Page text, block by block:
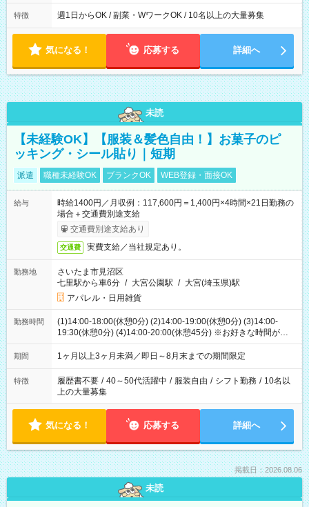
特徴 週1日からOK / 副業・WワークOK / 10名以上の大量募集
気になる！ 応募する 詳細へ
未読
【未経験OK】【服装＆髪色自由！】お菓子のピ
ッキング・シール貼り｜短期
派遣 職種未経験OK ブランクOK WEB登録・面接OK
給与
時給1400円／月収例：117,600円＝1,400円×4時間×21日勤務の
場合＋交通費別途支給
交通費別途支給あり
交通費 実費支給／当社規定あり。
勤務地
さいたま市見沼区
七里駅から車6分 / 大宮公園駅 / 大宮(埼玉県)駅
アパレル・日用雑貨
勤務時間
(1)14:00-18:00(休憩0分) (2)14:00-19:00(休憩0分) (3)14:00-
19:30(休憩0分) (4)14:00-20:00(休憩45分) ※お好きな時間が選べ
ます
期間 1ヶ月以上3ヶ月未満／即日～8月末までの期間限定
特徴 履歴書不要 / 40～50代活躍中 / 服装自由 / シフト勤務 / 10名以
上の大量募集
気になる！ 応募する 詳細へ
掲載日：2026.08.06
未読